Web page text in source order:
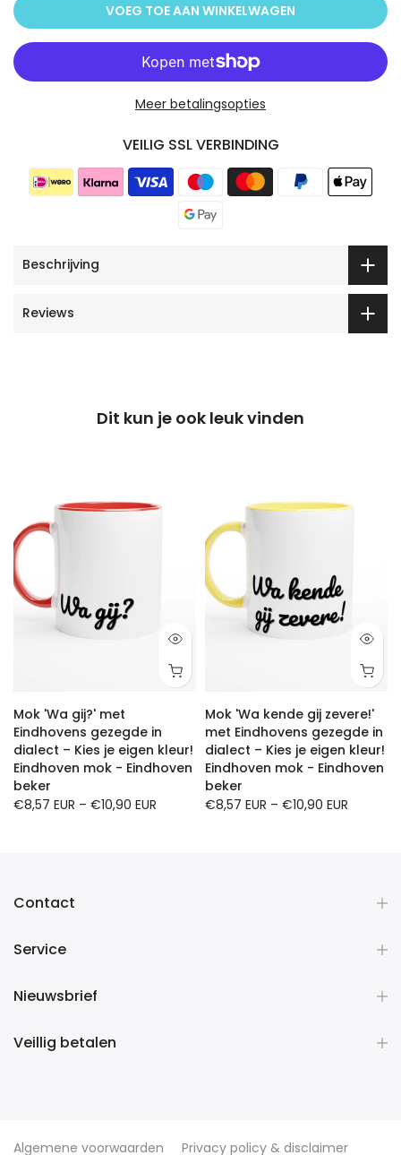
VOEG TOE AAN WINKELWAGEN
Meer betalingsopties
VEILIG SSL VERBINDING
Beschrijving
Reviews
Dit kun je ook leuk vinden
Mok 'Wa gij?' met
Eindhovens gezegde in
dialect – Kies je eigen kleur!
Eindhoven mok - Eindhoven
beker
€8,57 EUR – €10,90 EUR
Mok 'Wa kende gij zevere!'
met Eindhovens gezegde in
dialect – Kies je eigen kleur!
Eindhoven mok - Eindhoven
beker
€8,57 EUR – €10,90 EUR
Contact
Service
Nieuwsbrief
Veillig betalen
Algemene voorwaarden Privacy policy & disclaimer